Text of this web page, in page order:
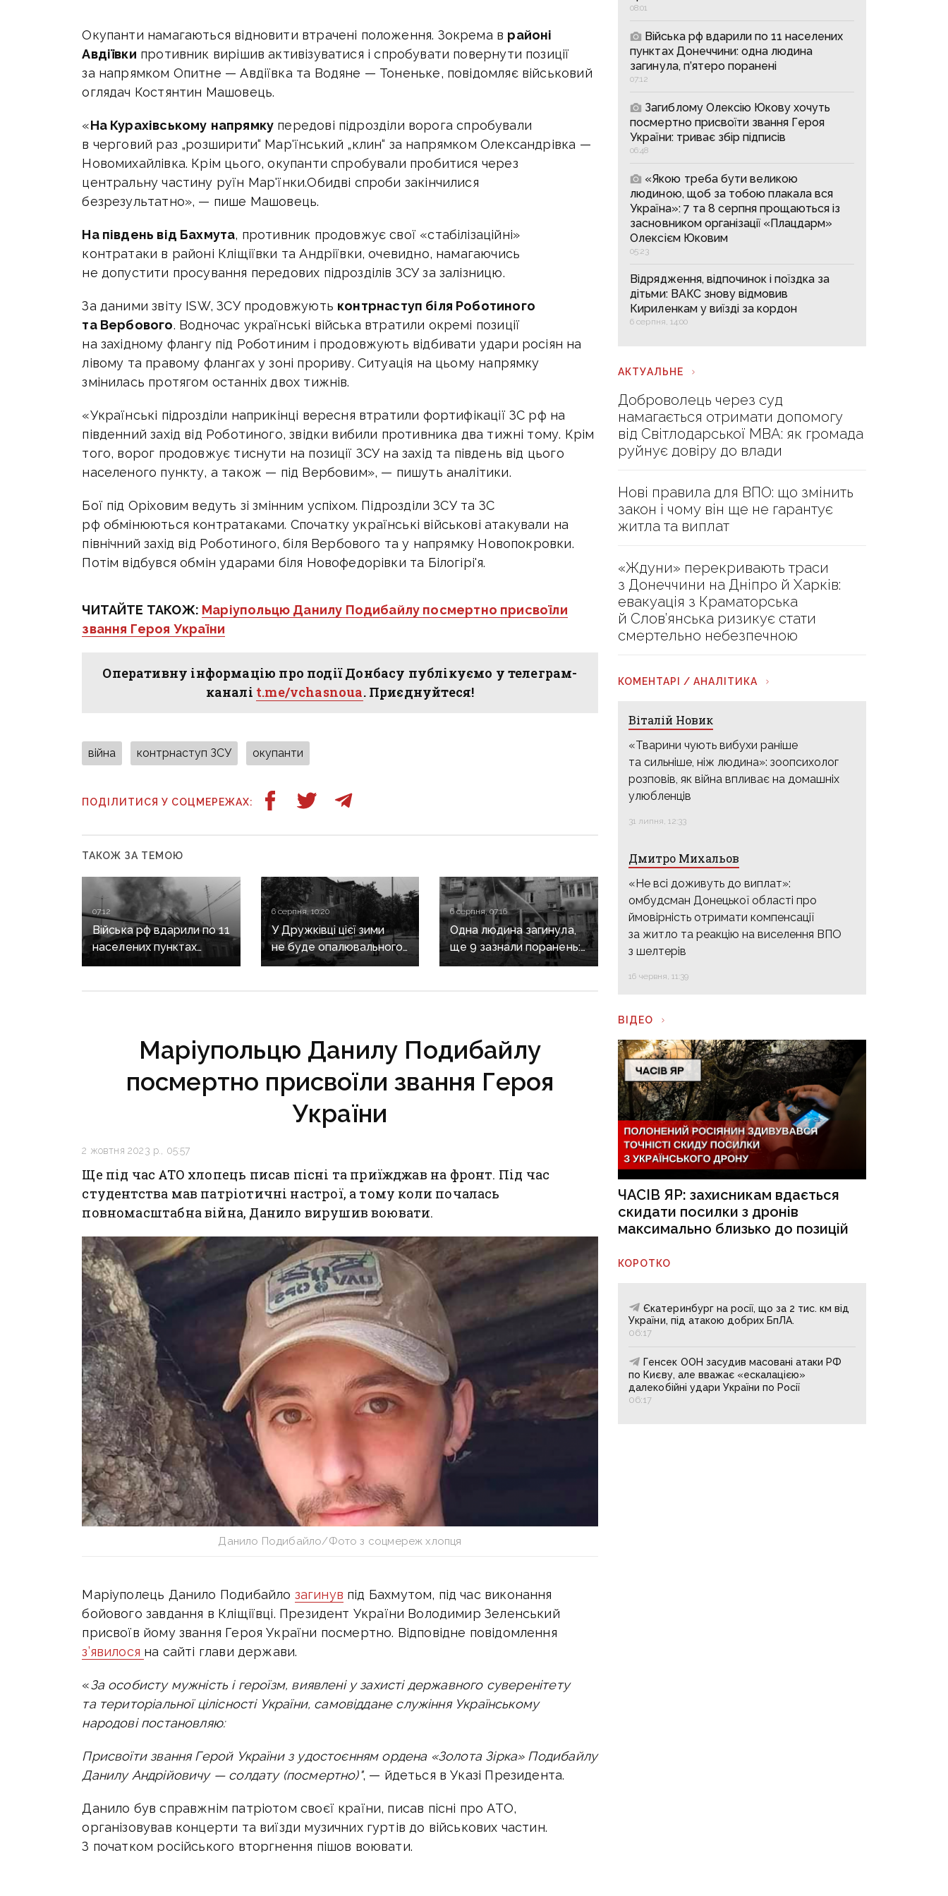
Окупанти намагаються відновити втрачені положення. Зокрема в районі
Авдіївки противник вирішив активізуватися і спробувати повернути позиції
за напрямком Опитне — Авдіївка та Водяне — Тоненьке, повідомляє військовий
оглядач Костянтин Машовець.
«На Курахівському напрямку передові підрозділи ворога спробували
в черговий раз „розширити“ Мар'їнський „клин“ за напрямком Олександрівка —
Новомихайлівка. Крім цього, окупанти спробували пробитися через
центральну частину руїн Мар'їнки.Обидві спроби закінчилися
безрезультатно», — пише Машовець.
На південь від Бахмута, противник продовжує свої «стабілізаційні»
контратаки в районі Кліщіївки та Андріївки, очевидно, намагаючись
не допустити просування передових підрозділів ЗСУ за залізницю.
За даними звіту ISW, ЗСУ продовжують контрнаступ біля Роботиного
та Вербового. Водночас українські війська втратили окремі позиції
на західному флангу під Роботиним і продовжують відбивати удари росіян на
лівому та правому флангах у зоні прориву. Ситуація на цьому напрямку
змінилась протягом останніх двох тижнів.
«Українські підрозділи наприкінці вересня втратили фортифікації ЗС рф на
південний захід від Роботиного, звідки вибили противника два тижні тому. Крім
того, ворог продовжує тиснути на позиції ЗСУ на захід та південь від цього
населеного пункту, а також — під Вербовим», — пишуть аналітики.
Бої під Оріховим ведуть зі змінним успіхом. Підрозділи ЗСУ та ЗС
рф обмінюються контратаками. Спочатку українські військові атакували на
північний захід від Роботиного, біля Вербового та у напрямку Новопокровки.
Потім відбувся обмін ударами біля Новофедорівки та Білогірі'я.
ЧИТАЙТЕ ТАКОЖ: Маріупольцю Данилу Подибайлу посмертно присвоїли
звання Героя України
Оперативну інформацію про події Донбасу публікуємо у телеграм-
каналі t.me/vchasnoua. Приєднуйтеся!
війна контрнаступ ЗСУ окупанти
ПОДІЛИТИСЯ У СОЦМЕРЕЖАХ:
ТАКОЖ ЗА ТЕМОЮ
07:12
Війська рф вдарили по 11
населених пунктах
Донеччини: одна людина
6 серпня, 10:20
У Дружківці цієї зими
не буде опалювального
сезону: фронт
6 серпня, 07:16
Одна людина загинула,
ще 9 зазнали поранень:
воєнні злочини
Маріупольцю Данилу Подибайлу
посмертно присвоїли звання Героя
України
2 жовтня 2023 р., 05:57
Ще під час АТО хлопець писав пісні та приїжджав на фронт. Під час
студентства мав патріотичні настрої, а тому коли почалась
повномасштабна війна, Данило вирушив воювати.
Данило Подибайло/Фото з соцмереж хлопця
Маріуполець Данило Подибайло загинув під Бахмутом, під час виконання
бойового завдання в Кліщіївці. Президент України Володимир Зеленський
присвоїв йому звання Героя України посмертно. Відповідне повідомлення
з’явилося на сайті глави держави.
«За особисту мужність і героїзм, виявлені у захисті державного суверенітету
та територіальної цілісності України, самовіддане служіння Українському
народові постановляю:
Присвоїти звання Герой України з удостоєнням ордена «Золота Зірка» Подибайлу
Данилу Андрійовичу — солдату (посмертно)", — йдеться в Указі Президента.
Данило був справжнім патріотом своєї країни, писав пісні про АТО,
організовував концерти та виїзди музичних гуртів до військових частин.
З початком російського вторгнення пішов воювати.
08:01
Війська рф вдарили по 11 населених
пунктах Донеччини: одна людина
загинула, п’ятеро поранені
07:12
Загиблому Олексію Юкову хочуть
посмертно присвоїти звання Героя
України: триває збір підписів
06:48
«Якою треба бути великою
людиною, щоб за тобою плакала вся
Україна»: 7 та 8 серпня прощаються із
засновником організації «Плацдарм»
Олексієм Юковим
05:23
Відрядження, відпочинок і поїздка за
дітьми: ВАКС знову відмовив
Кириленкам у виїзді за кордон
6 серпня, 14:00
АКТУАЛЬНЕ
Доброволець через суд
намагається отримати допомогу
від Світлодарської МВА: як громада
руйнує довіру до влади
Нові правила для ВПО: що змінить
закон і чому він ще не гарантує
житла та виплат
«Ждуни» перекривають траси
з Донеччини на Дніпро й Харків:
евакуація з Краматорська
й Слов’янська ризикує стати
смертельно небезпечною
КОМЕНТАРІ / АНАЛІТИКА
Віталій Новик
«Тварини чують вибухи раніше
та сильніше, ніж людина»: зоопсихолог
розповів, як війна впливає на домашніх
улюбленців
31 липня, 12:33
Дмитро Михальов
«Не всі доживуть до виплат»:
омбудсман Донецької області про
ймовірність отримати компенсації
за житло та реакцію на виселення ВПО
з шелтерів
16 червня, 11:39
ВІДЕО
ЧАСІВ ЯР: захисникам вдається
скидати посилки з дронів
максимально близько до позицій
КОРОТКО
Єкатеринбург на росії, що за 2 тис. км від
України, під атакою добрих БпЛА.
06:17
Генсек ООН засудив масовані атаки РФ
по Києву, але вважає «ескалацією»
далекобійні удари України по Росії
06:17